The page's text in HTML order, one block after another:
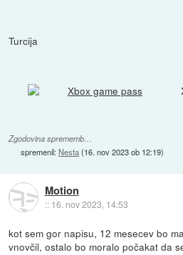
Turcija
Zgodovina sprememb…
spremenil:Nesta(16. nov 2023 ob 12:19)
Motion
:: 16. nov 2023, 14:53
kot sem gor napisu, 12 mesecev bo
vnovčil, ostalo bo moralo počakat da